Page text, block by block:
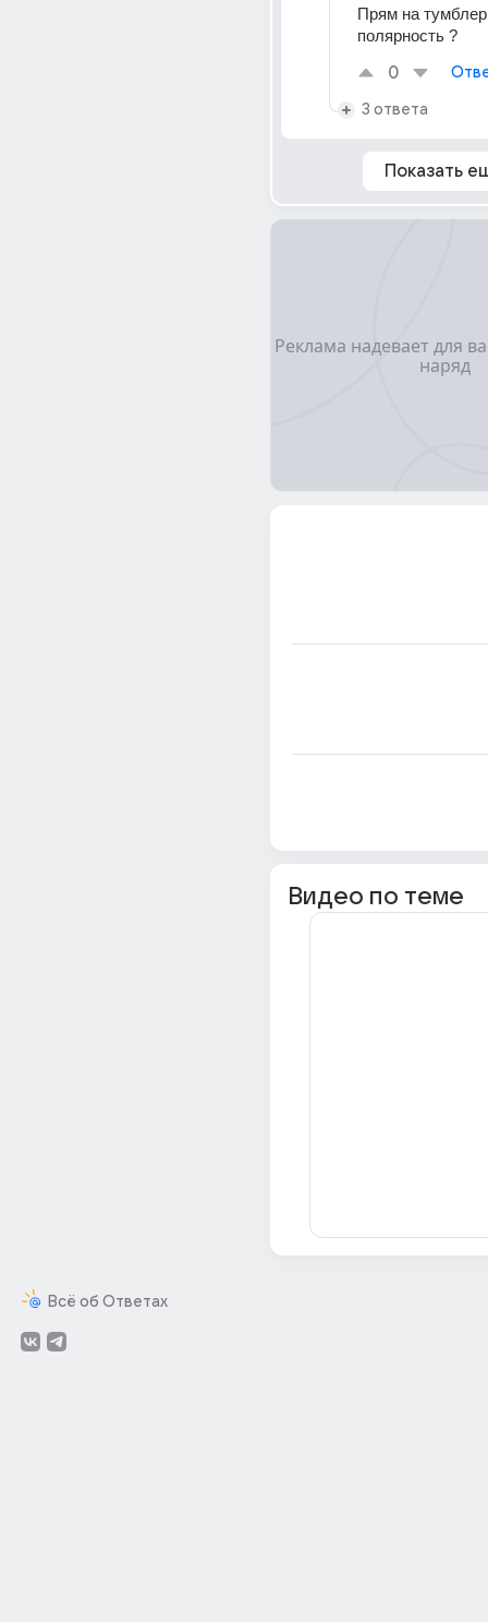
Всё об Ответах
Прям на
полярность ?
0
3 ответа
Показать
Видео по теме